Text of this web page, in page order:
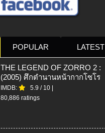
POPULAR LATEST
THE LEGEND OF ZORRO 2 :
(2005) ศึกตำนานหน้ากากโซโร
IMDB: 5.9 / 10
80,886 ratings